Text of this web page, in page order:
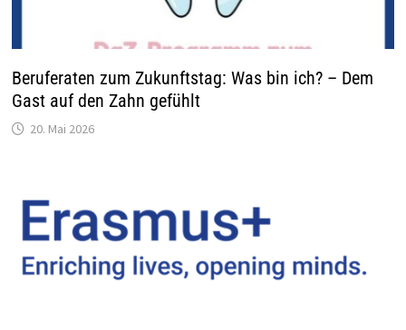
Beruferaten zum Zukunftstag: Was bin ich? – Dem
Gast auf den Zahn gefühlt
20. Mai 2026